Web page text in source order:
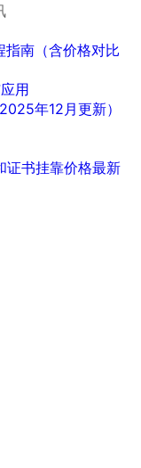
南（含价格对比
用
年12月更新）
证书挂靠价格最新